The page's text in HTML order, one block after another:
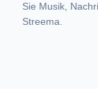
Sie Musik,
Streema.